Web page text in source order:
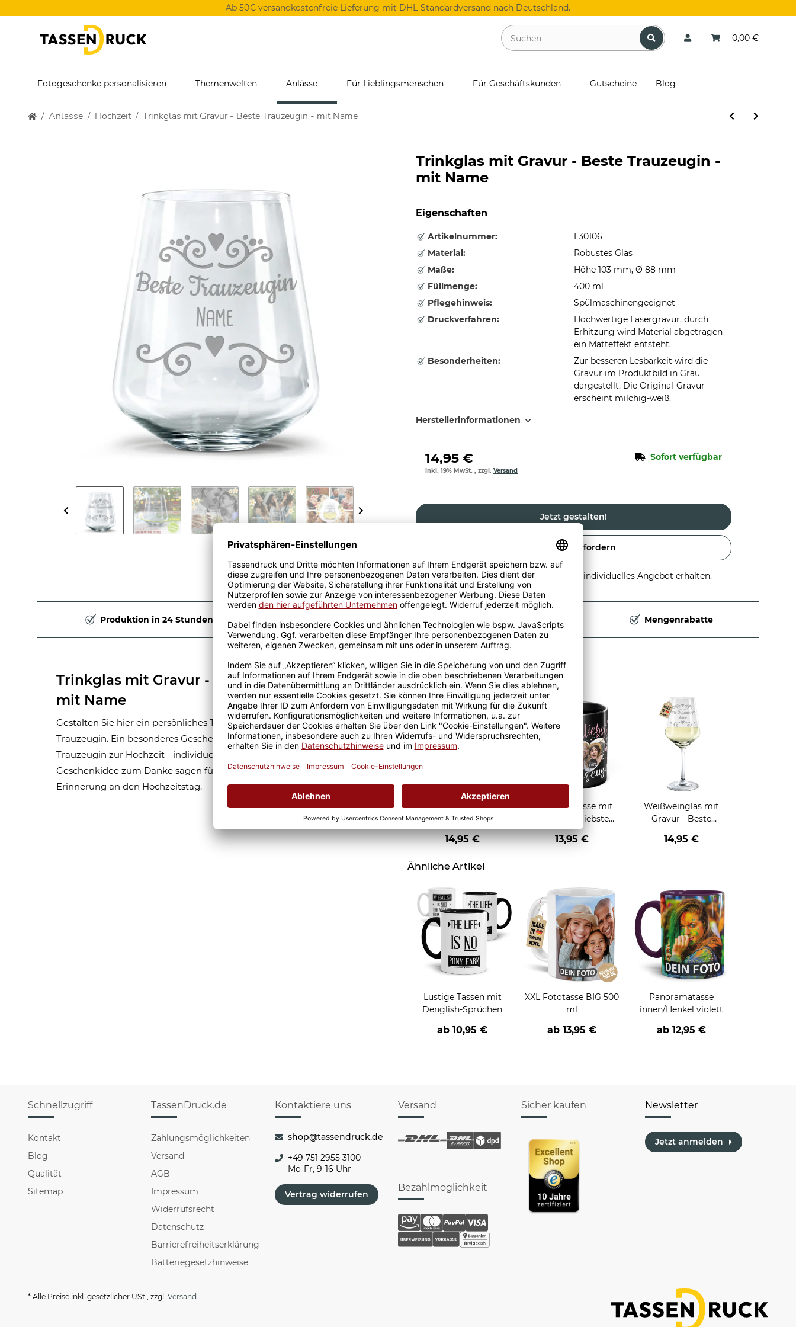
Ab 50€ versandkostenfreie Lieferung mit DHL-Standardversand nach Deutschland.
0,00 €
Fotogeschenke personalisieren Themenwelten Anlässe Für Lieblingsmenschen Für Geschäftskunden Gutscheine Blog
Anlässe Hochzeit Trinkglas mit Gravur - Beste Trauzeugin - mit Name
Trinkglas mit Gravur - Beste Trauzeugin -
mit Name
Eigenschaften
Artikelnummer:
L30106
Material:
Robustes Glas
Maße:
Höhe 103 mm, Ø 88 mm
Füllmenge:
400 ml
Pflegehinweis:
Spülmaschinengeeignet
Druckverfahren:
Hochwertige Lasergravur, durch
Erhitzung wird Material abgetragen -
ein Matteffekt entsteht.
Besonderheiten:
Zur besseren Lesbarkeit wird die
Gravur im Produktbild in Grau
dargestellt. Die Original-Gravur
erscheint milchig-weiß.
Herstellerinformationen
14,95 € Sofort verfügbar
inkl. 19% MwSt. , zzgl. Versand
Jetzt gestalten!
Angebot anfordern
Größere Stückzahl? Anfrage stellen und individuelles Angebot erhalten.
Produktion in 24 Stunden Sicherer Kauf Auf Rechnung Produktion in Deutschland Mengenrabatte
Trinkglas mit Gravur - Beste Trauzeugin -
mit Name
Gestalten Sie hier ein persönliches Trinkglas mit Gravur für die beste
Trauzeugin. Ein besonderes Geschenk für die beste Freundin als
Trauzeugin zur Hochzeit - individuell und edel als personalisierte
Geschenkidee zum Danke sagen für die beste Trauzeugin und als
Erinnerung an den Hochzeitstag.
Passend zu Deinem gravierten Glas
Rotweinglas mit Gravur
- Beste Trauzeugin - mit
Name
14,95 €
Schwarze Tasse mit
Foto - Weltliebste
Trauzeugin
13,95 €
Weißweinglas mit
Gravur - Beste
14,95 €
Ähnliche Artikel
Lustige Tassen mit
Denglish-Sprüchen
ab10,95 €
XXL Fototasse BIG 500
ml
ab13,95 €
Panoramatasse
innen/Henkel violett
ab12,95 €
Schnellzugriff
Kontakt
Blog
Qualität
Sitemap
TassenDruck.de
Zahlungsmöglichkeiten
Versand
AGB
Impressum
Widerrufsrecht
Datenschutz
Barrierefreiheitserklärung
Batteriegesetzhinweise
Kontaktiere uns
shop@tassendruck.de
+49 751 2955 3100
Mo-Fr, 9-16 Uhr
Vertrag widerrufen
Versand
Bezahlmöglichkeit
Sicher kaufen Newsletter
Jetzt anmelden
* Alle Preise inkl. gesetzlicher USt., zzgl. Versand